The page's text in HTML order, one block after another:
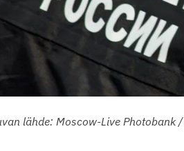
lähde: Moscow-Live Photobank /